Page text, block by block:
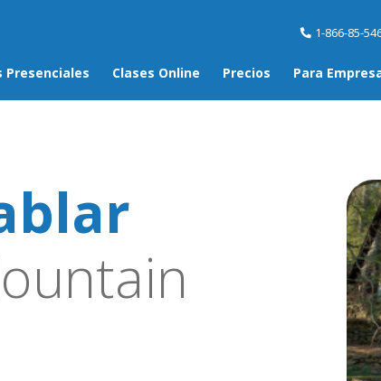
1-866-85-
Presenciales Clases Online Precios Para